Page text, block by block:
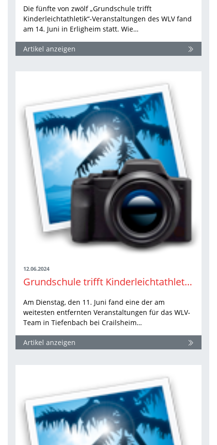
Die fünfte von zwölf „Grundschule trifft
Kinderleichtathletik“-Veranstaltungen des WLV fand
am 14. Juni in Erligheim statt. Wie…
Artikel anzeigen
12.06.2024
Grundschule trifft Kinderleichtathletik an der Reußenbergschule Tiefenbach
Am Dienstag, den 11. Juni fand eine der am
weitesten entfernten Veranstaltungen für das WLV-
Team in Tiefenbach bei Crailsheim…
Artikel anzeigen